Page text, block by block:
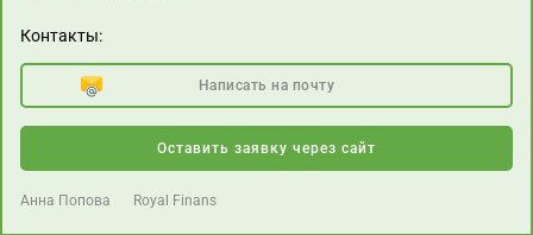
Контакты:
Написать на почту
Оставить заявку через сайт
Анна Попова Royal Finans